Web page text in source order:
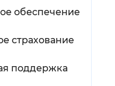
обеспечение
страхование
поддержка